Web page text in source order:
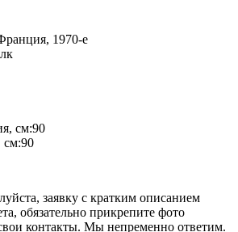
1970-е
см:90
см:90
заявку с кратким описанием
обязательно прикрепите фото
контакты. Мы непременно ответим.